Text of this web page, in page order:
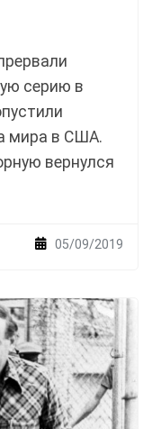
серию в
мира в США.
вернулся
05/09/2019